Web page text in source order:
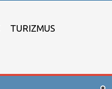
TURIZMUS